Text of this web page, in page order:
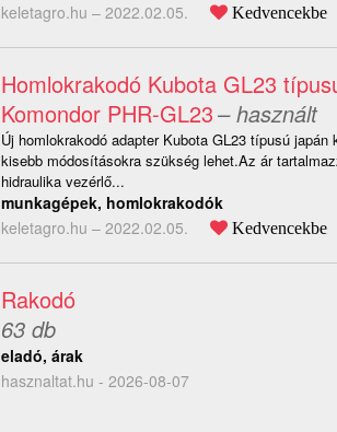
keletagro.hu – 2022.02.05. Kedvencekbe
Homlokrakodó Kubota GL23
Komondor PHR-GL23– használt
Új homlokrakodó adapter Kubota GL23 típusú
kisebb módosításokra szükség lehet.Az ár
hidraulika vezérlő...
munkagépek, homlokrakodók
keletagro.hu – 2022.02.05. Kedvencekbe
Rakodó
63 db
eladó, árak
hasznaltat.hu - 2026-08-07